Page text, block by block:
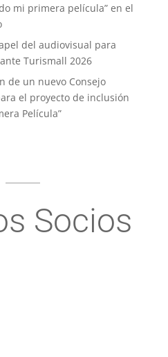
mi primera película” en el
del audiovisual para
Turismall 2026
de un nuevo Consejo
el proyecto de inclusión
Película”
Socios